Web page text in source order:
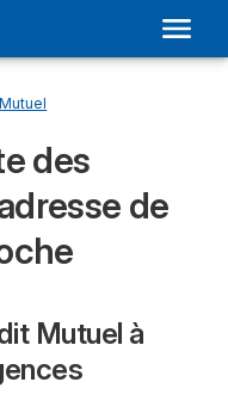
Dans Votre Ville et Avis
- Crédit Mutuel
des
de
Mutuel à